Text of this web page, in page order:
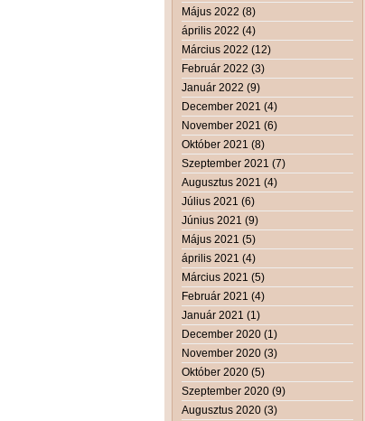
Május 2022 (8)
április 2022 (4)
Március 2022 (12)
Február 2022 (3)
Január 2022 (9)
December 2021 (4)
November 2021 (6)
Október 2021 (8)
Szeptember 2021 (7)
Augusztus 2021 (4)
Július 2021 (6)
Június 2021 (9)
Május 2021 (5)
április 2021 (4)
Március 2021 (5)
Február 2021 (4)
Január 2021 (1)
December 2020 (1)
November 2020 (3)
Október 2020 (5)
Szeptember 2020 (9)
Augusztus 2020 (3)